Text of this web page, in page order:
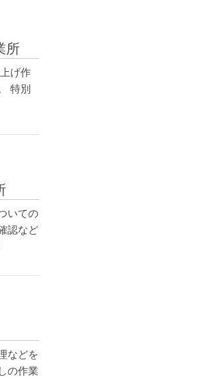
所
げ作
特別
いての
認など
などを
の作業